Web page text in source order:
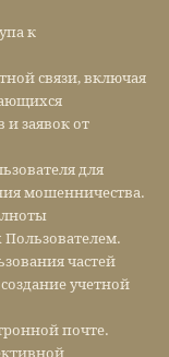
к
связи, включая
и заявок от
для
мошенничества.
частей
учетной
почте.